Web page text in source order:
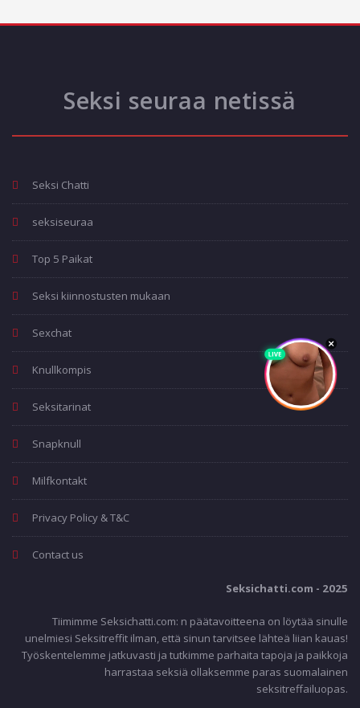
Seksi seuraa netissä
Seksi Chatti
seksiseuraa
Top 5 Paikat
Seksi kiinnostusten mukaan
Sexchat
Knullkompis
Seksitarinat
Snapknull
Milfkontakt
Privacy Policy & T&C
Contact us
Seksichatti.com - 2025
Tiimimme Seksichatti.com: n päätavoitteena on löytää sinulle
unelmiesi Seksitreffit ilman, että sinun tarvitsee lähteä liian kauas!
Työskentelemme jatkuvasti ja tutkimme parhaita tapoja ja paikkoja
harrastaa seksiä ollaksemme paras suomalainen
seksitreffailuopas.